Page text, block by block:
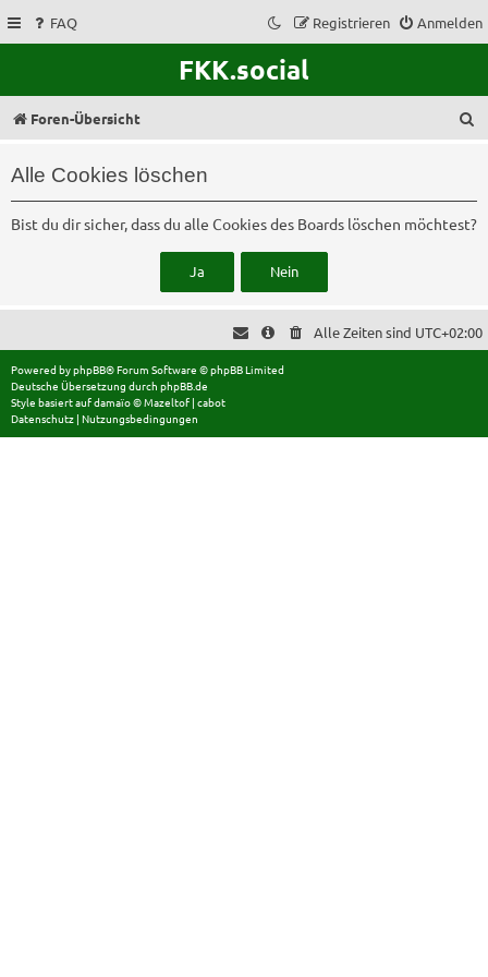
FAQ Anmelden
Registrieren
FKK.social
Foren-Übersicht
Alle Cookies löschen
Bist du dir sicher, dass du alle Cookies des Boards löschen möchtest?
Alle Zeiten sind UTC+02:00
Powered byphpBB® Forum Software © phpBB Limited
Deutsche Übersetzung durch phpBB.de
Style basiert aufdamaïo ©Mazeltof | cabot
Datenschutz | Nutzungsbedingungen